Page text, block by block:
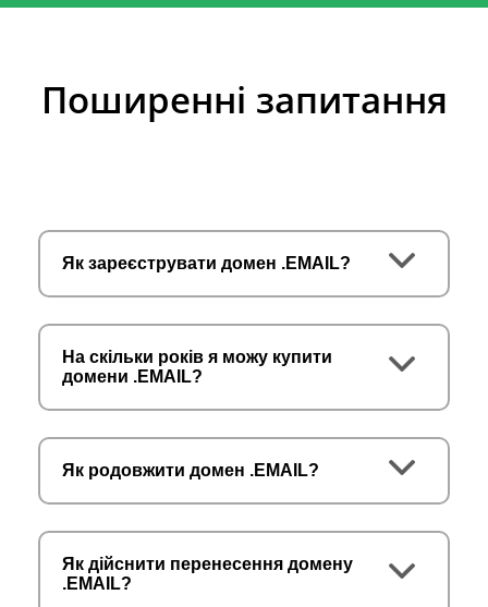
Поширенні запитання
Як зареєструвати домен .EMAIL?
На скільки років я можу купити
домени .EMAIL?
Як родовжити домен .EMAIL?
Як дійснити перенесення домену
.EMAIL?